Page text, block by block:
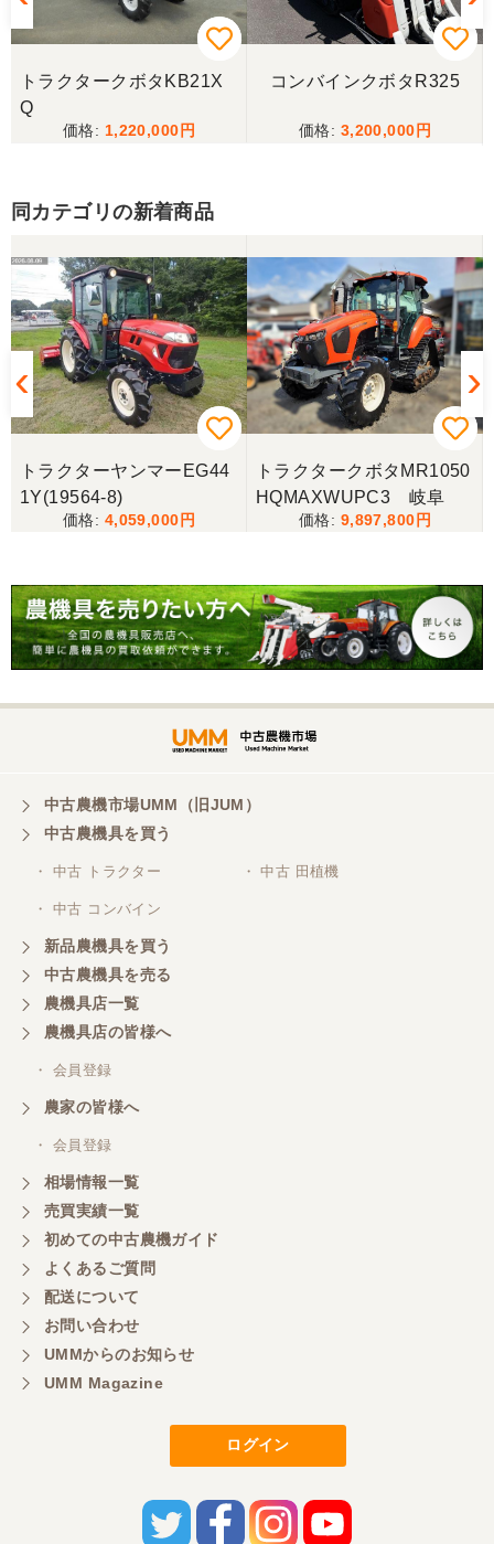
購入から引き取りまでスムーズでした。ありがとう
ございました。
当方の要望に対して、素早く対応していただき感謝
スタッフの鈴木さんが親切で機械に詳しく 丁寧にご
対応頂きました。 ありがとう！ 少し距離はあります
が、今後も農機具を買う際はのうき屋さんを利用し
ようと思います。
三重県／miraisann
写真と現物が違いすぎる
三重県／谷本勝美
こちらの、対応も、よく、大変、満足、です。
三重県／谷本勝美
こちらの、対応、も、よくして、くれました。
対応も、よくしてくれました、有難うございまし
三重県／山本
対応ありがとうございました。
三重県／山本
共立シュレッターを受け取りました。 状態は問題な
く、エンジンも調子がよさそうです。 ありがとうご
ざいました。
三重県／
嫌な顔をせずに一生懸命頑張ってくれる中山さんに
感謝しています。ここで3台買いましたが、これから
もよろしくお願いしたいです。
三重県／
初めてコンバインを買いに行ったのですが、とても
明るい方に担当していただき細かく説明して下さっ
てとても嬉しかったです。
担当さんの説明が丁寧で分かりやすく、急な要望に
も迅速に対応して頂き非常に助かりました。
トラクタークボタKB21X
Q
1,220,000
コンバインクボタR325
3,200,000
同カテゴリの新着商品
トラクターヤンマーEG44
1Y(19564-8)
4,059,000
トラクタークボタMR1050
HQMAXWUPC3 岐阜
9,897,800
中古農機市場UMM（旧JUM）
中古農機具を買う
・ 中古 トラクター ・ 中古 田植機
・ 中古 コンバイン
新品農機具を買う
中古農機具を売る
農機具店一覧
農機具店の皆様へ
・ 会員登録
農家の皆様へ
・ 会員登録
相場情報一覧
売買実績一覧
初めての中古農機ガイド
よくあるご質問
配送について
お問い合わせ
UMMからのお知らせ
UMM Magazine
ログイン